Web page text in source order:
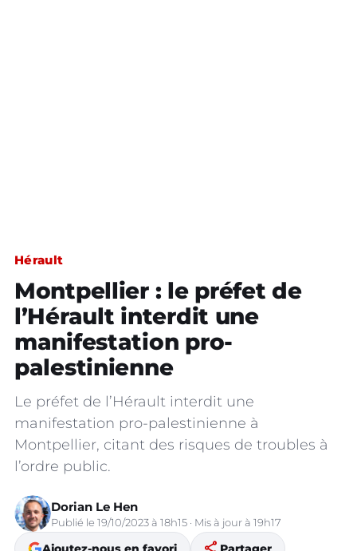
Hérault
Montpellier : le préfet de
l’Hérault interdit une
manifestation pro-
palestinienne
Le préfet de l’Hérault interdit une
manifestation pro-palestinienne à
Montpellier, citant des risques de troubles à
l’ordre public.
Dorian Le Hen
Publié le 19/10/2023 à 18h15 · Mis à jour à 19h17